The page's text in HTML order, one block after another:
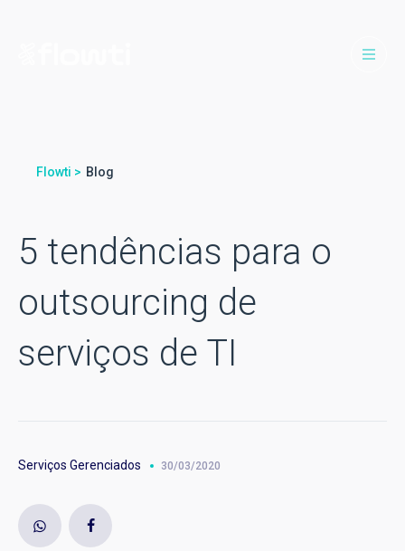
Flowti > Blog
5 tendências para o
outsourcing de
serviços de TI
Serviços Gerenciados 30/03/2020